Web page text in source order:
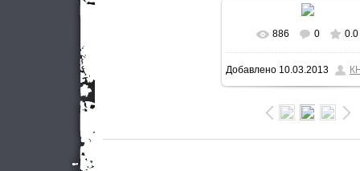
В реальном
700x536/ 405.5Kb
886 0 0.0
Добавлено 10.03.2013